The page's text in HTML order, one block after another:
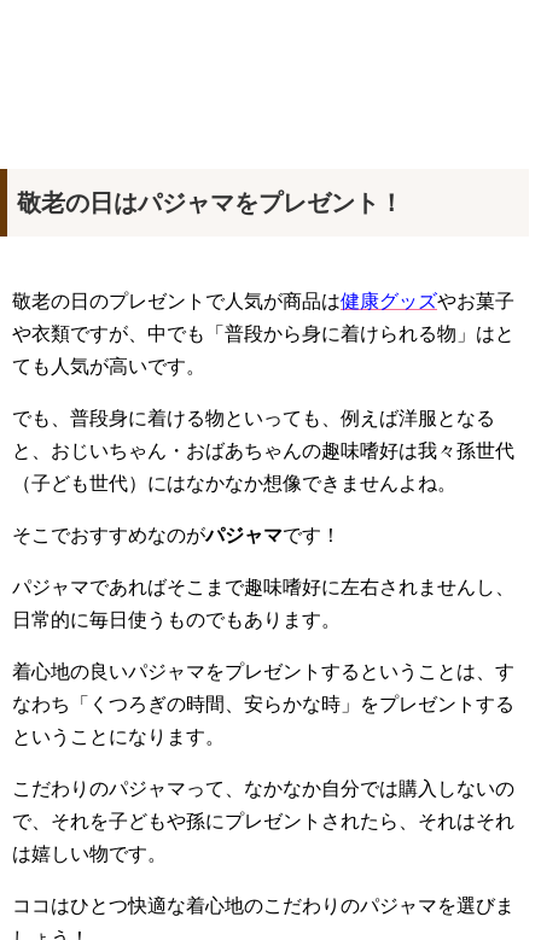
敬老の日はパジャマをプレゼント！
敬老の日のプレゼントで人気が商品は健康グッズやお菓子
や衣類ですが、中でも「普段から身に着けられる物」はと
ても人気が高いです。
でも、普段身に着ける物といっても、例えば洋服となる
と、おじいちゃん・おばあちゃんの趣味嗜好は我々孫世代
（子ども世代）にはなかなか想像できませんよね。
そこでおすすめなのがパジャマです！
パジャマであればそこまで趣味嗜好に左右されませんし、
日常的に毎日使うものでもあります。
着心地の良いパジャマをプレゼントするということは、す
なわち「くつろぎの時間、安らかな時」をプレゼントする
ということになります。
こだわりのパジャマって、なかなか自分では購入しないの
で、それを子どもや孫にプレゼントされたら、それはそれ
は嬉しい物です。
ココはひとつ快適な着心地のこだわりのパジャマを選びま